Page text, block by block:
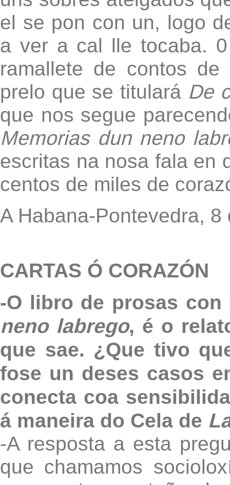
el se pon con un, logo
a ver a cal lle tocaba.
ramallete de contos de
prelo que se titulará De
que nos segue
Memorias dun neno
escritas na nosa fala en
centos de miles de
A Habana-Pontevedra,
CARTAS Ó CORAZÓN
-O libro de prosas
neno labrego, é o
que sae. ¿Que tivo
fose un deses casos
conecta coa
á maneira do Cela de
-A resposta a esta
que chamamos